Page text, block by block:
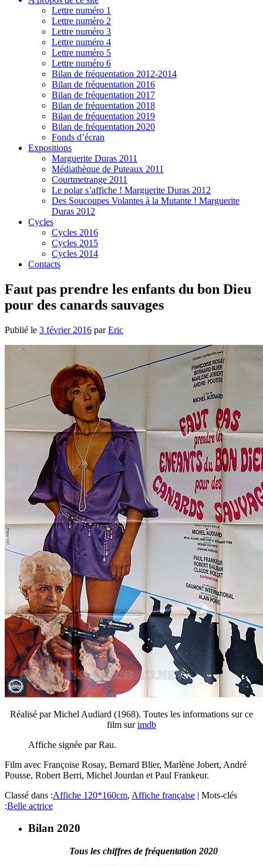
Lettre numéro 1
Lettre numéro 2
Lettre numéro 3
Lettre numéro 4
Lettre numéro 5
Lettre numéro 6
Bilan de fréquentation 2012-2014
Bilan de fréquentation 2016
Bilan de fréquentation 2017
Bilan de fréquentation 2018
Bilan de fréquentation 2019
Bilan de fréquentation 2020
Fonds d’écran
Expositions
Marguerite Duras 2011
Médiathèque de Puteaux 2011
Courtmetrange 2011
Le polar s’affiche ! Marguerite Duras 2012
Des Soucoupes Volantes à la Mutante ! Marguerite
Duras 2012
Cycles
Cycles 2016
Cycles 2015
Cycles 2014
Contacts
Faut pas prendre les enfants du bon Dieu
pour des canards sauvages
Publié le 3 février 2016 parEric
Réalisé par Michel Audiard (1968). Toutes les informations sur ce
film surimdb
Affiche signée par Rau.
Film avec Françoise Rosay, Bernard Blier, Marlène Jobert, André
Pousse, Robert Berri, Michel Jourdan et Paul Frankeur.
Classé dans :Affiche 120*160cm, Affiche française | Mots-clés
:Belle actrice
Bilan 2020
Tous les chiffres de fréquentation 2020